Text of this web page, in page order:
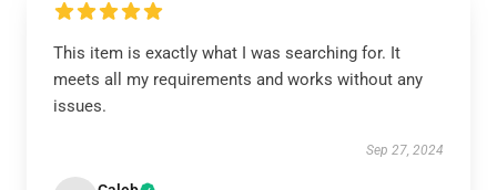
This item is exactly what I was searching for. It
meets all my requirements and works without any
issues.
Sep 27, 2024